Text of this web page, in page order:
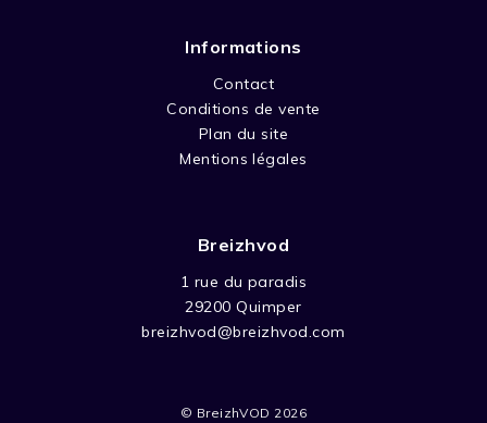
Informations
Contact
Conditions de vente
Plan du site
Mentions légales
Breizhvod
1 rue du paradis
29200 Quimper
breizhvod@breizhvod.com
© BreizhVOD 2026